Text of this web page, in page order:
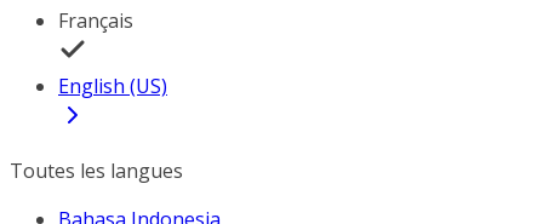
Français
English (US)
Toutes les langues